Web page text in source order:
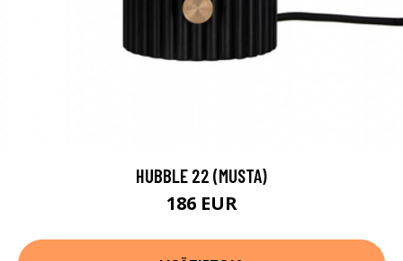
HUBBLE 22 (MUSTA)
186 EUR